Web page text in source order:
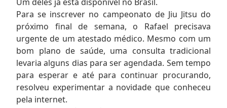
Para se inscrever no campeonato de Jiu Jitsu do
próximo final de semana, o Rafael precisava
urgente de um atestado médico. Mesmo com um
bom plano de saúde, uma consulta tradicional
levaria alguns dias para ser agendada. Sem tempo
para esperar e até para continuar procurando,
resolveu experimentar a novidade que conheceu
pela internet.